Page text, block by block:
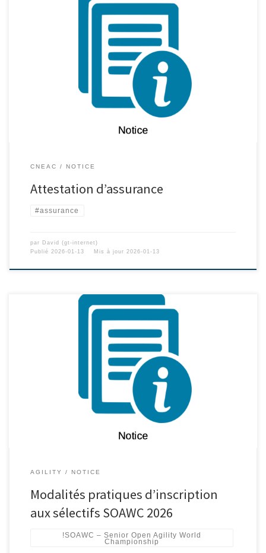
CNEAC NOTICE
Attestation d’assurance
#assurance
par David (gt-internet)
Publié 2026-01-13 Mis à jour 2026-01-13
AGILITY NOTICE
Modalités pratiques d’inscription
aux sélectifs SOAWC 2026
!SOAWC – Senior Open Agility World
Championship